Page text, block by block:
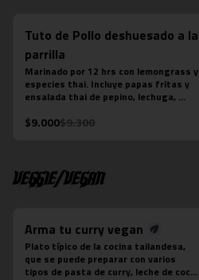
Tuto de Pollo deshuesado a la
parrilla
Marinado por 12 hrs con lemongrass y
especies thai. Incluye papas fritas y
ensalada thai de pepino, lechuga,
$9.000$9.300
Veggie/Vegan
Arma tu curry vegan
Plato típico de la cocina tailandesa,
que se puede preparar con varios
tipos de pasta de curry, leche de coco